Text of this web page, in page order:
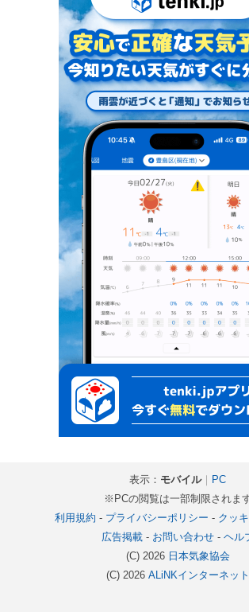
表示： モバイル｜ PC
※PCの閲覧は一部制限されま
利用規約 - プライバシーポリシー - クッ
広告掲載- お問い合わせ- ヘル
(C) 2026 日本気象協会
(C) 2026 ALiNKインターネット